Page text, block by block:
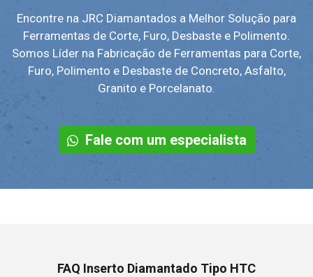
Encontre na JRC Diamantados a Melhor Solução para
Ferramentas de Corte, Furo, Desbaste e Polimento.
Somos Líder na Fabricação de Ferramentas para Corte,
Furo, Polimento e Desbaste de Concreto, Asfalto,
Granito e Porcelanato.
Fale com um especialista
FAQ Inserto Diamantado Tipo HTC